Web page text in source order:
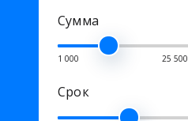
Сумма
1 000 25 500
Срок